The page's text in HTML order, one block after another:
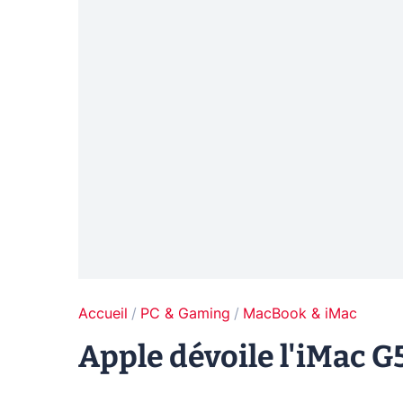
Accueil PC & Gaming MacBook & iMac
Apple dévoile l'iMac